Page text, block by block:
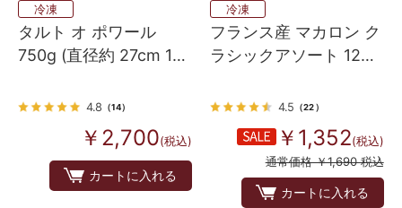
冷凍
タルト オ ポワール
750g (直径約 27cm 10
4.8 （14）
￥2,700(税込)
カートに入れる
冷凍
フランス産 マカロン ク
ラシックアソート 12個
4.5 （22）
￥1,352(税込)
通常価格 ￥1,690 税込
カートに入れる